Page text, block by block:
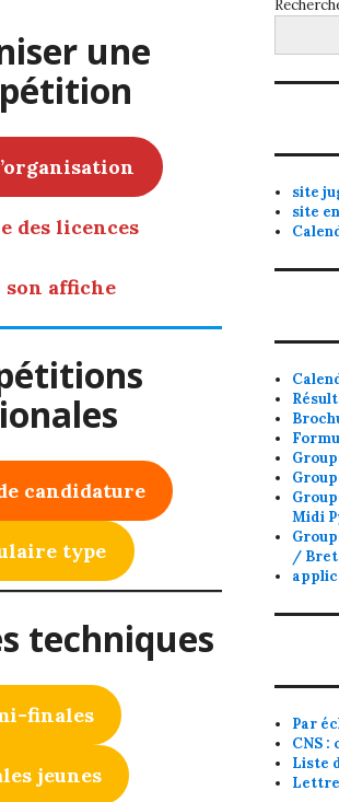
une
des licences
son affiche
candidature
type
techniques
finales
jeunes
site
site
Midi
/
Par
CNS :
Liste
Lettre